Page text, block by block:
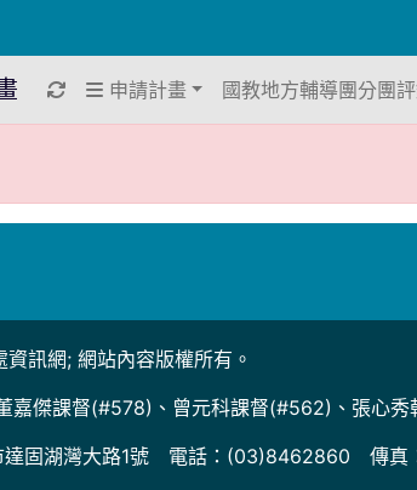
重新取得佈景設定
申請計畫 國教地方輔導團分團
訊網; 網站內容版權所有。
嘉傑課督(#578)、曾元科課督(#562)、張心
達固湖灣大路1號 電話：(03)8462860 傳真